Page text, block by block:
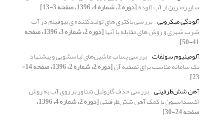
سایپرمترین از آب آلوده[دوره 2، شماره 4، 1396، صفحه 3-13]
آلودگی میکروبی بررسی باکتری های تولیدکننده ی بیوفیلم در آب
شرب شهری و روش های مقابله با آنها [دوره 2، شماره 3، 1396، صفحه
41-50]
آلومینیوم سولفات بررسی پساب ماشین‌های لباسشویی و پیشنهاد
یک سامانه مناسب برای تصفیه آن [دوره 2، شماره 2، 1396، صفحه 14-
23]
آهن شش‌ظرفیتی بررسی حذف گازوئیل شناور بر روی آب به روش
اکسیداسیون با کمک آهن شش‌ظرفیتی [دوره 2، شماره 4، 1396،
صفحه 24-30]